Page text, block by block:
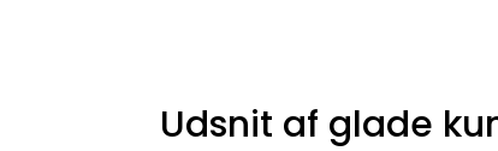
Udsnit af glade